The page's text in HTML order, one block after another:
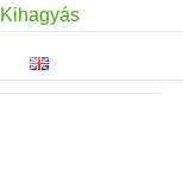
Kihagyás